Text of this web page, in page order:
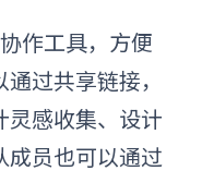
作工具，方便
过共享链接，
灵感收集、设计
成员也可以通过